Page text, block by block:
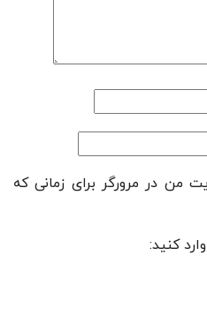
من در مرورگر برای زمانی که
کنید: